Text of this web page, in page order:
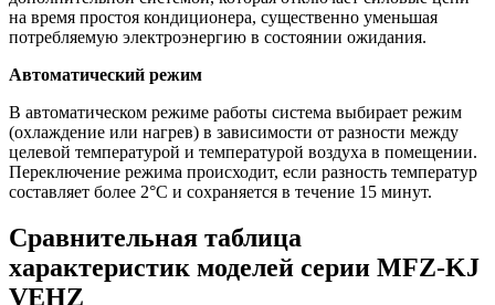
на время простоя кондиционера, существенно уменьшая
потребляемую электроэнергию в состоянии ожидания.
Автоматический режим
В автоматическом режиме работы система выбирает режим
(охлаждение или нагрев) в зависимости от разности между
целевой температурой и температурой воздуха в помещении.
Переключение режима происходит, если разность температур
составляет более 2°С и сохраняется в течение 15 минут.
Сравнительная таблица
характеристик моделей серии MFZ-KJ
VEHZ